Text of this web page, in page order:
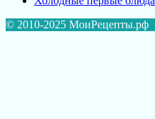
© 2010-2025 МоиРецепты.рф